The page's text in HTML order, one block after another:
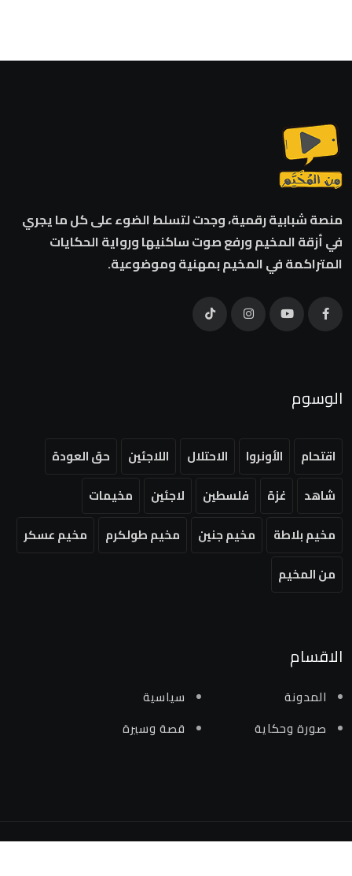
منصة شبابية رقمية، وجدت لتسلط الضوء على كل ما يجري
في أزقة المخيم ورفع صوت ساكنيها ورواية الحكايات
المتراكمة في المخيم بمهنية وموضوعية.
الوسوم
اقتحام الأونروا الاحتلال اللاجئين
حق العودة
شاهد
غزة فلسطين لاجئين
مخيمات
مخيم بلاطة
مخيم جنين مخيم طولكرم
مخيم عسكر
من المخيم
الاقسام
المدونة
سياسية
صورة وحكاية
قصة وسيرة